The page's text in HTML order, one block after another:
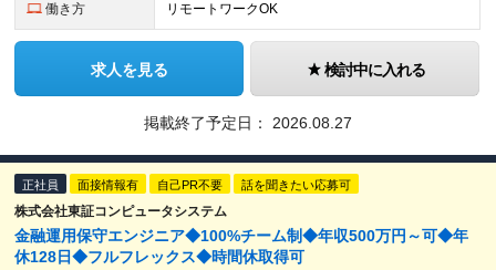
働き方 リモートワークOK
求人を見る 検討中に入れる
掲載終了予定日： 2026.08.27
正社員 面接情報有 自己PR不要 話を聞きたい応募可
株式会社東証コンピュータシステム
金融運用保守エンジニア◆100%チーム制◆年収500万円～可◆年
休128日◆フルフレックス◆時間休取得可